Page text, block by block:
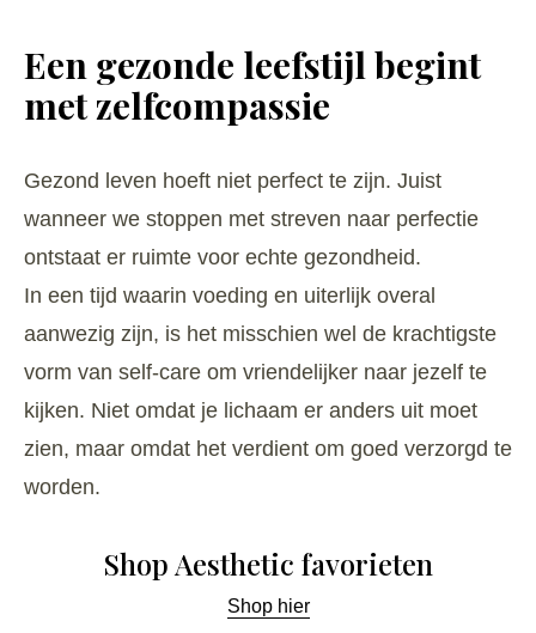
Een gezonde leefstijl begint
met zelfcompassie
Gezond leven hoeft niet perfect te zijn. Juist
wanneer we stoppen met streven naar perfectie
ontstaat er ruimte voor echte gezondheid.
In een tijd waarin voeding en uiterlijk overal
aanwezig zijn, is het misschien wel de krachtigste
vorm van self-care om vriendelijker naar jezelf te
kijken. Niet omdat je lichaam er anders uit moet
zien, maar omdat het verdient om goed verzorgd te
worden.
Shop Aesthetic favorieten
Shop hier